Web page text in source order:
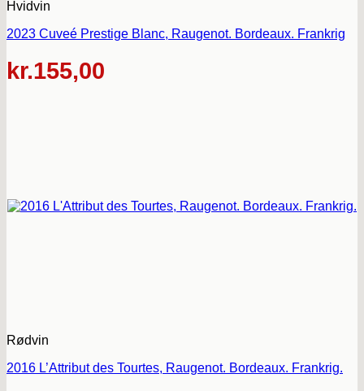
Hvidvin
2023 Cuveé Prestige Blanc, Raugenot. Bordeaux. Frankrig
kr.155,00
Rødvin
2016 L’Attribut des Tourtes, Raugenot. Bordeaux. Frankrig.